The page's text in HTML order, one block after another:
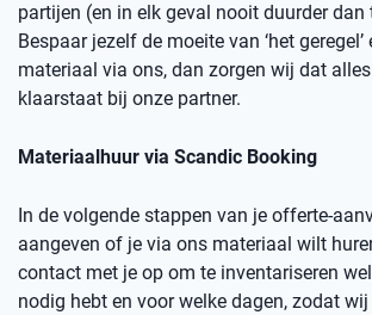
partijen (en in elk geval nooit duurder dan
Bespaar jezelf de moeite van ‘het geregel’
materiaal via ons, dan zorgen wij dat
klaarstaat bij onze partner.
Materiaalhuur via Scandic Booking
In de volgende stappen van je offerte-
aangeven of je via ons materiaal wilt
contact met je op om te inventariseren
nodig hebt en voor welke dagen, zodat